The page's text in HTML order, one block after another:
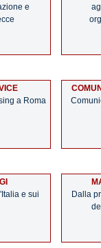
e
a Roma
e sui
Dalla